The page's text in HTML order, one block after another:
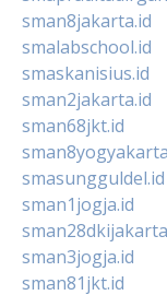
sman8jakarta.id
smalabschool.id
smaskanisius.id
sman2jakarta.id
sman68jkt.id
smasungguldel.id
sman1jogja.id
sman3jogja.id
sman81jkt.id